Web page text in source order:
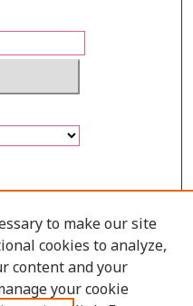
to make our site
cookies to analyze,
content and your
your cookie